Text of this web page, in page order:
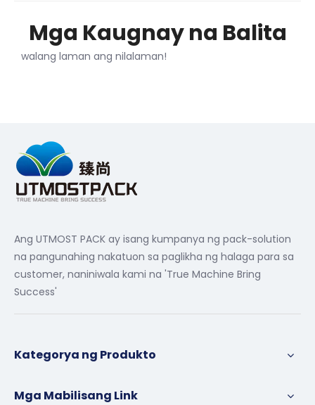
Mga Kaugnay na Balita
walang laman ang nilalaman!
Ang UTMOST PACK ay isang kumpanya ng pack-solution
na pangunahing nakatuon sa paglikha ng halaga para sa
customer, naniniwala kami na 'True Machine Bring
Success'
Kategorya ng Produkto
Mga Mabilisang Link